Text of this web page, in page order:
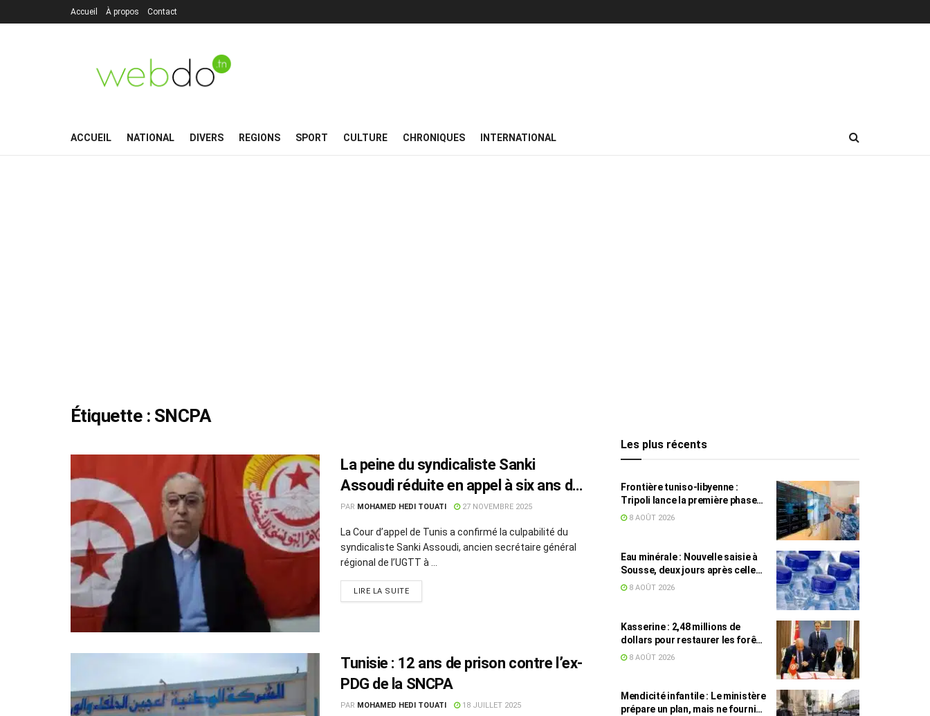
Accueil À propos Contact
ACCUEIL NATIONAL DIVERS REGIONS SPORT CULTURE CHRONIQUES INTERNATIONAL
Étiquette : SNCPA
La peine du syndicaliste Sanki
Assoudi réduite en appel à six ans de
prison
PAR MOHAMED HEDI TOUATI 27 NOVEMBRE 2025
La Cour d’appel de Tunis a confirmé la culpabilité du
syndicaliste Sanki Assoudi, ancien secrétaire général
régional de l’UGTT à ...
LIRE LA SUITE
Tunisie : 12 ans de prison contre l’ex-
PDG de la SNCPA
PAR MOHAMED HEDI TOUATI 18 JUILLET 2025
Les plus récents
Frontière tuniso-libyenne :
Tripoli lance la première phase
d’un système de surveillance sur
8 AOÛT 2026
Eau minérale : Nouvelle saisie à
Sousse, deux jours après celle
des grossistes
8 AOÛT 2026
Kasserine : 2,48 millions de
dollars pour restaurer les forêts
de pin d’Alep
8 AOÛT 2026
Mendicité infantile : Le ministère
prépare un plan, mais ne fournit